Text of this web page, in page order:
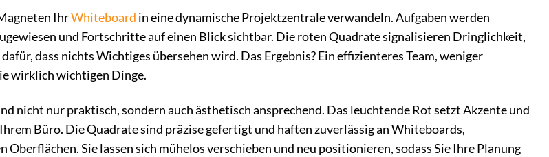
IhrWhiteboard in eine dynamische Projektzentrale verwandeln. Aufgaben werden
und Fortschritte auf einen Blick sichtbar. Die roten Quadrate signalisieren Dringlichkeit,
dass nichts Wichtiges übersehen wird. Das Ergebnis? Ein effizienteres Team, weniger
wirklich wichtigen Dinge.
nicht nur praktisch, sondern auch ästhetisch ansprechend. Das leuchtende Rot setzt Akzente und
Büro. Die Quadrate sind präzise gefertigt und haften zuverlässig an Whiteboards,
Sie lassen sich mühelos verschieben und neu positionieren, sodass Sie Ihre Planung